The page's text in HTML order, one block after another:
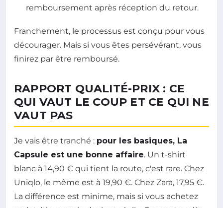
remboursement après réception du retour.
Franchement, le processus est conçu pour vous
décourager. Mais si vous êtes persévérant, vous
finirez par être remboursé.
RAPPORT QUALITÉ-PRIX : CE
QUI VAUT LE COUP ET CE QUI NE
VAUT PAS
Je vais être tranché : pour les basiques, La
Capsule est une bonne affaire. Un t-shirt
blanc à 14,90 € qui tient la route, c'est rare. Chez
Uniqlo, le même est à 19,90 €. Chez Zara, 17,95 €.
La différence est minime, mais si vous achetez